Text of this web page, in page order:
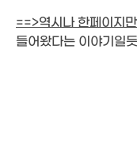
==>역시나 한페이지
들어왔다는 이야기일